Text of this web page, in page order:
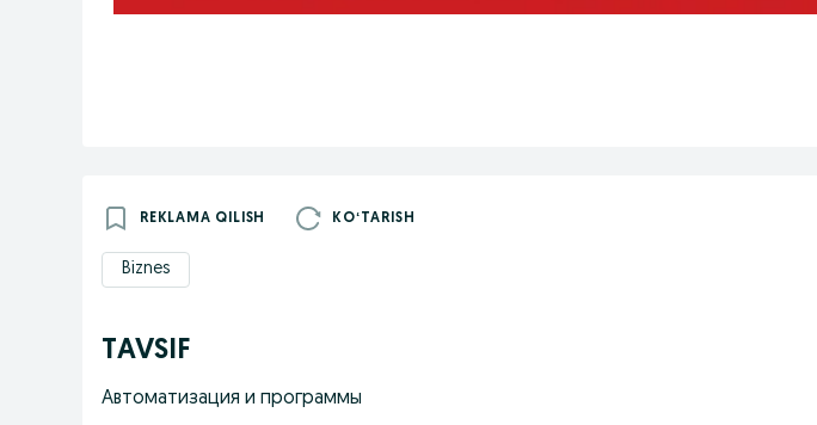
REKLAMA QILISH KOʻTARISH
Biznes
TAVSIF
Автоматизация и программы